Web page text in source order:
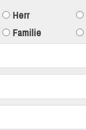
Herr
Familie